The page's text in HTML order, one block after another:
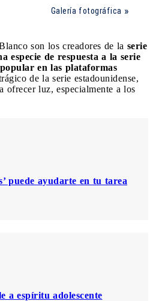
Galería fotográfica
son los creadores de la serie
especie de respuesta a la serie
en las plataformas
de la serie estadounidense,
ofrecer luz, especialmente a los
puede ayudarte en tu tarea
a espíritu adolescente